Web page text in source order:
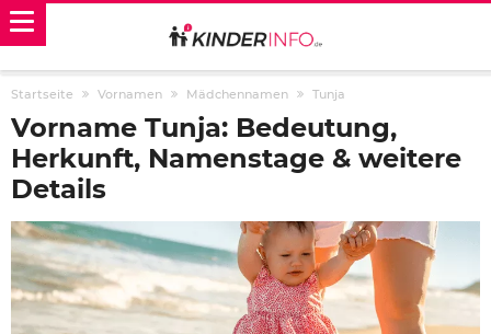
Startseite Vornamen Mädchennamen Tunja
Vorname Tunja: Bedeutung,
Herkunft, Namenstage & weitere
Details